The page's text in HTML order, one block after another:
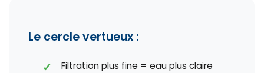
Le cercle vertueux :
Filtration plus fine = eau plus claire